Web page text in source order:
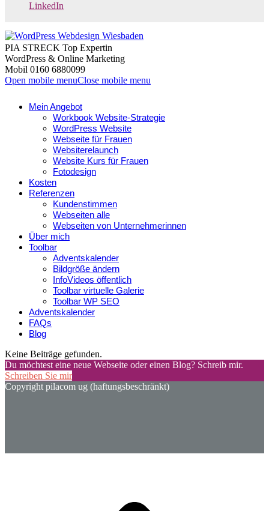
LinkedIn
PIA STRECK Top Expertin
WordPress & Online Marketing
Mobil 0160 6880099
Open mobile menuClose mobile menu
Mein Angebot
Workbook Website-Strategie
WordPress Website
Webseite für Frauen
Websiterelaunch
Website Kurs für Frauen
Fotodesign
Kosten
Referenzen
Kundenstimmen
Webseiten alle
Webseiten von Unternehmerinnen
Über mich
Toolbar
Adventskalender
Bildgröße ändern
InfoVideos öffentlich
Toolbar virtuelle Galerie
Toolbar WP SEO
Adventskalender
FAQs
Blog
Keine Beiträge gefunden.
Du möchtest eine neue Webseite oder einen Blog? Schreib mir.
Schreiben Sie mir
Copyright pilacom ug (haftungsbeschränkt)